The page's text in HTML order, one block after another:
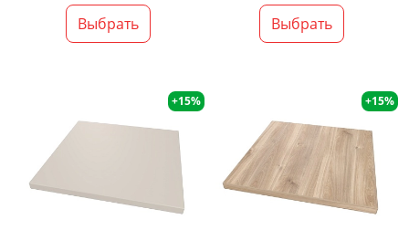
Выбрать Выбрать
+15% +15%